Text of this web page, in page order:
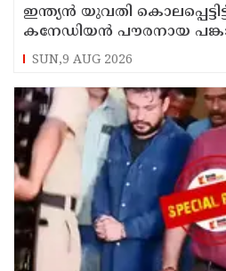
ഇന്ത്യന്‍ യുവതി
കനേഡിയന്‍ പൗരനായ
SUN,9 AUG 2026